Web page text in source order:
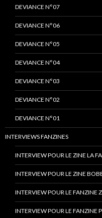
DEVIANCE N°07
DEVIANCE N°06
DEVIANCE N°05
DEVIANCE N°04
DEVIANCE N°03
DEVIANCE N°02
DEVIANCE N°01
INTERVIEWS FANZINES
INTERVIEW POUR LE ZINE LA
INTERVIEW POUR LE ZINE
INTERVIEW POUR LE FANZINE
INTERVIEW POUR LE